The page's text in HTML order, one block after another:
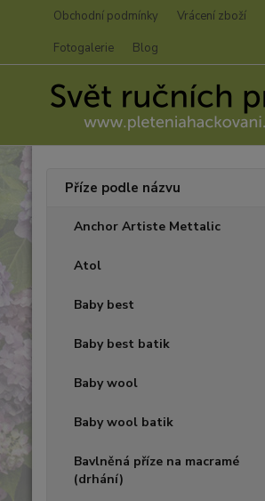
Obchodní podmínky Vrácení zboží
Fotogalerie
Blog
Příze podle názvu
Anchor Artiste Mettalic
Atol
Baby best
Baby best batik
Baby wool
Baby wool batik
Bavlněná příze na macramé
(drhání)